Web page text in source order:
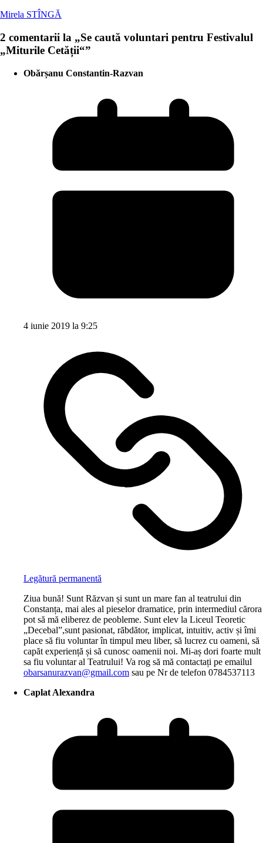
Mirela STÎNGĂ
2 comentarii la „Se caută voluntari pentru Festivalul
„Miturile Cetății“”
Obărșanu Constantin-Razvan
4 iunie 2019 la 9:25
Legătură permanentă
Ziua bună! Sunt Răzvan și sunt un mare fan al teatrului din
Constanța, mai ales al pieselor dramatice, prin intermediul cărora
pot să mă eliberez de peobleme. Sunt elev la Liceul Teoretic
„Decebal”,sunt pasionat, răbdător, implicat, intuitiv, activ și îmi
place să fiu voluntar în timpul meu liber, să lucrez cu oameni, să
capăt experiență și să cunosc oamenii noi. Mi-aș dori foarte mult
sa fiu voluntar al Teatrului! Va rog să mă contactați pe emailul
obarsanurazvan@gmail.com sau pe Nr de telefon 0784537113
Caplat Alexandra